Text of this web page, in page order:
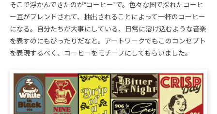
そこで浮かんできたのが“コーヒー”で。色々な国で採れたコーヒ
ー豆がブレンドされて、抽出されることによって一杯のコーヒー
になる。自分たちが大事にしている、日常に溶け込むような音楽
を表すのにもぴったりだなと。アートワークでもこのコンセプト
を表現するべく、コーヒーをモチーフにしてもらいました。